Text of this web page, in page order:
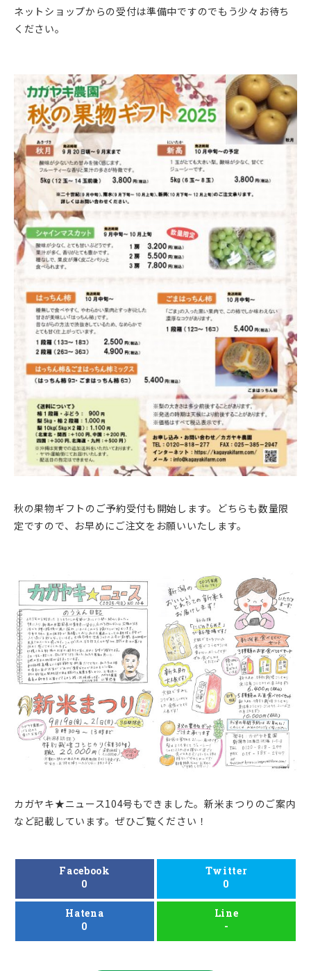
ネットショップからの受付は準備中ですのでもう少々お待ち
ください。
秋の果物ギフトのご予約受付も開始します。どちらも数量限
定ですので、お早めにご注文をお願いいたします。
カガヤキ★ニュース104号もできました。新米まつりのご案内
など記載しています。ぜひご覧ください！
Facebook
0
Twitter
0
Hatena
0
Line
-